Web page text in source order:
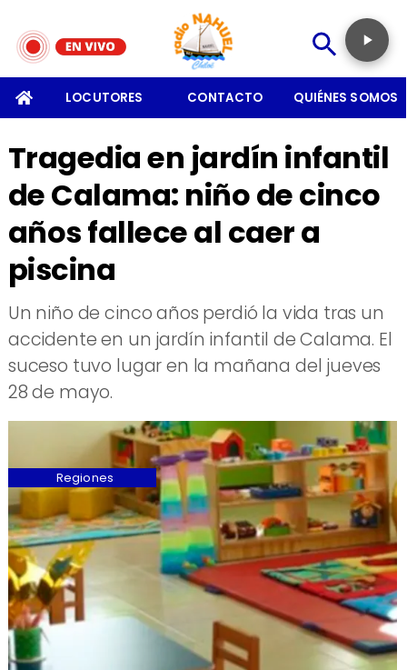
LOCUTORES CONTACTO QUIÉNES SOMOS
Tragedia en jardín infantil
de Calama: niño de cinco
años fallece al caer a
piscina
Un niño de cinco años perdió la vida tras un
accidente en un jardín infantil de Calama. El
suceso tuvo lugar en la mañana del jueves
28 de mayo.
Regiones